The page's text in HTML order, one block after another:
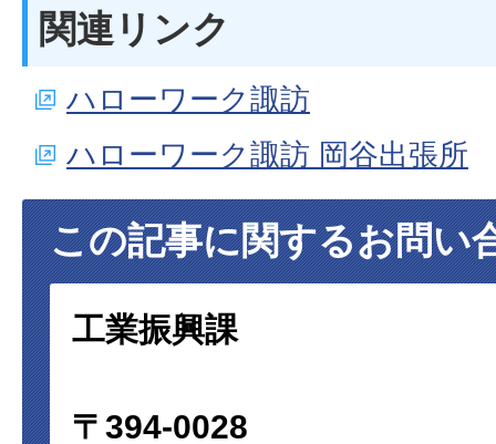
関連リンク
ハローワーク諏訪
ハローワーク諏訪 岡谷出張所
この記事に関するお問い
工業振興課
〒394-0028